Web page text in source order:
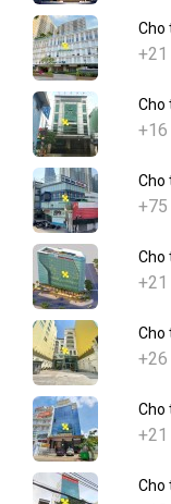
Cho
+21
Cho
+16
Cho
+75
Cho
+21
Cho
+26
Cho
+21
Cho